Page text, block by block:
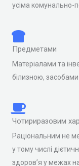
усіма комунально-
Предметами
Матеріалами та
білизною, засобами
Чотириразовим
Раціональним не
у тому числі
здоров’я у межах